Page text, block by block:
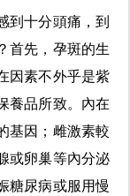
到十分頭痛，到
首先，孕斑的生
因素不外乎是紫
養品所致。內在
基因；雌激素較
或卵巢等內分泌
糖尿病或服用慢